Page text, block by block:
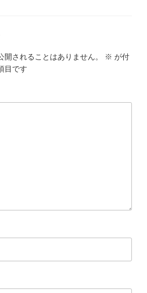
開されることはありません。 ※ が付
目です